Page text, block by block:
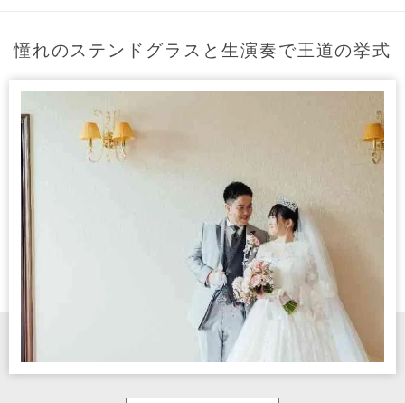
憧れのステンドグラスと生演奏で王道の挙式